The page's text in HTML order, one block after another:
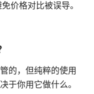
价格对比被误导。
的，但纯粹的使用
于你用它做什么。